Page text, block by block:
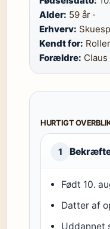
Alder: 59 år ·
Erhverv:
Kendt for:
Forældre:
HURTIGT
1
Født 10.
Datter af
Uddannet